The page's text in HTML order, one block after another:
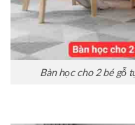
Bàn học cho 2 bé gỗ